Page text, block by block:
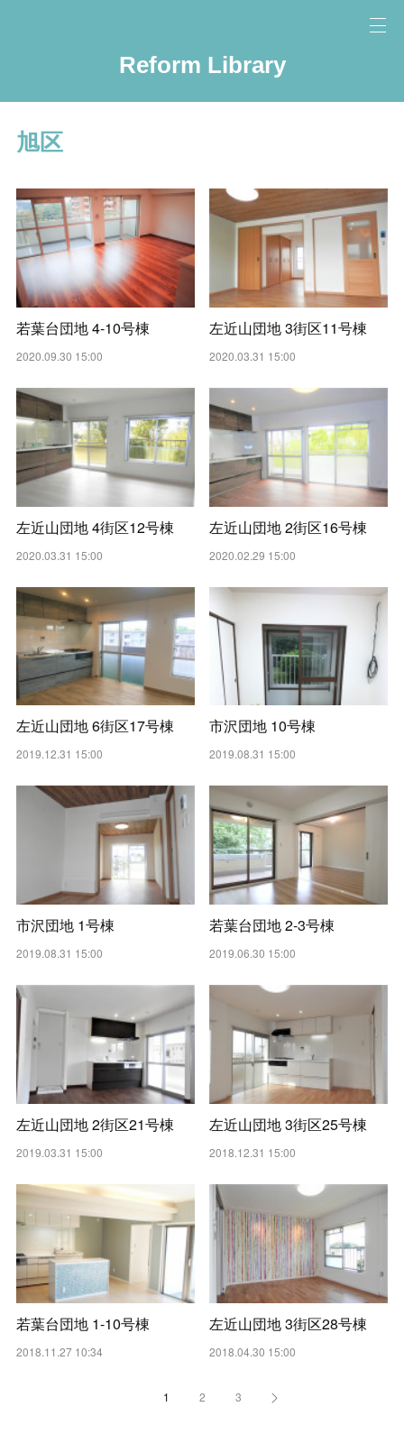
Reform Library
旭区
若葉台団地 4-10号棟
2020.09.30 15:00
左近山団地 3街区11号棟
2020.03.31 15:00
左近山団地 4街区12号棟
2020.03.31 15:00
左近山団地 2街区16号棟
2020.02.29 15:00
左近山団地 6街区17号棟
2019.12.31 15:00
市沢団地 10号棟
2019.08.31 15:00
市沢団地 1号棟
2019.08.31 15:00
若葉台団地 2-3号棟
2019.06.30 15:00
左近山団地 2街区21号棟
2019.03.31 15:00
左近山団地 3街区25号棟
2018.12.31 15:00
若葉台団地 1-10号棟
2018.11.27 10:34
左近山団地 3街区28号棟
2018.04.30 15:00
1 2 3